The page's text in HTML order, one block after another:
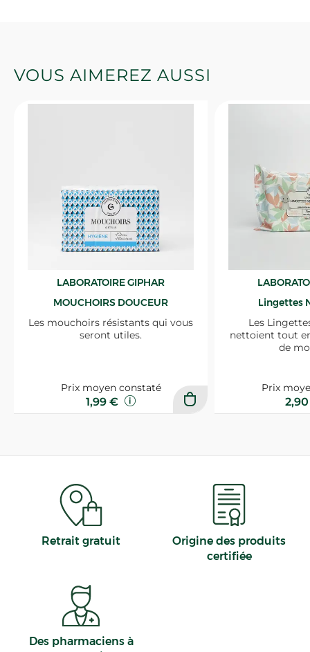
VOUS AIMEREZ AUSSI
LABORATOIRE GIPHAR
MOUCHOIRS DOUCEUR
Les mouchoirs résistants qui vous
seront utiles.
Prix moyen constaté
1,99 €
Lingettes
Les
nettoient tout
de
Prix
Retrait gratuit
Origine des produits
certifiée
Des pharmaciens à